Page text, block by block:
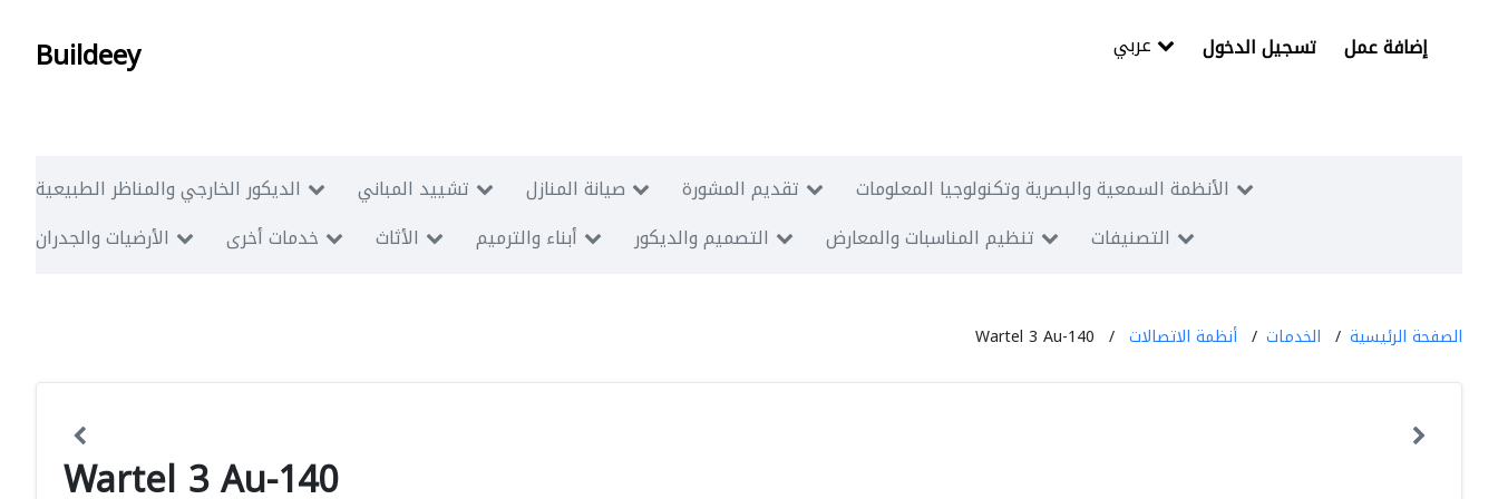
Buildeey تسجيل الدخول إضافة عمل
الديكور الخارجي والمناظر الطبيعية تشييد المباني صيانة المنازل تقديم المشورة
الأنظمة السمعية والبصرية وتكنولوجيا المعلومات
الأرضيات والجدران
خدمات أخرى الأثاث أبناء والترميم التصميم والديكور تنظيم المناسبات والمعارض التصنيفات
الصفحة الرئيسية الخدمات أنظمة الاتصالات Wartel 3 Au-140
Wartel 3 Au-140